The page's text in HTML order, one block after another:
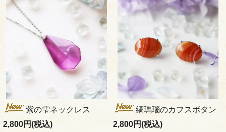
紫の雫ネックレス
2,800円(税込)
縞瑪瑙のカフスボタン
2,800円(税込)